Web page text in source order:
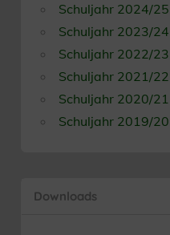
Schuljahr 2024/25
Schuljahr 2023/24
Schuljahr 2022/23
Schuljahr 2021/22
Schuljahr 2020/21
Schuljahr 2019/20
Downloads